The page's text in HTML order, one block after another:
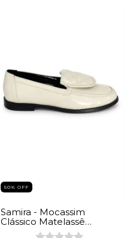
50% OFF
Samira - Mocassim
Clássico Matelassê
Feminino Napa Off White